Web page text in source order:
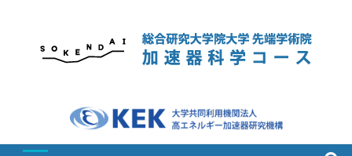
総合研究大